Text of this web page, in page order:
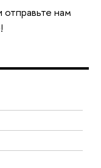
нам